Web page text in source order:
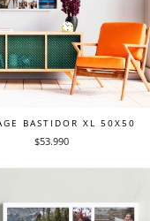
BASTIDOR XL 50X50
$53.990